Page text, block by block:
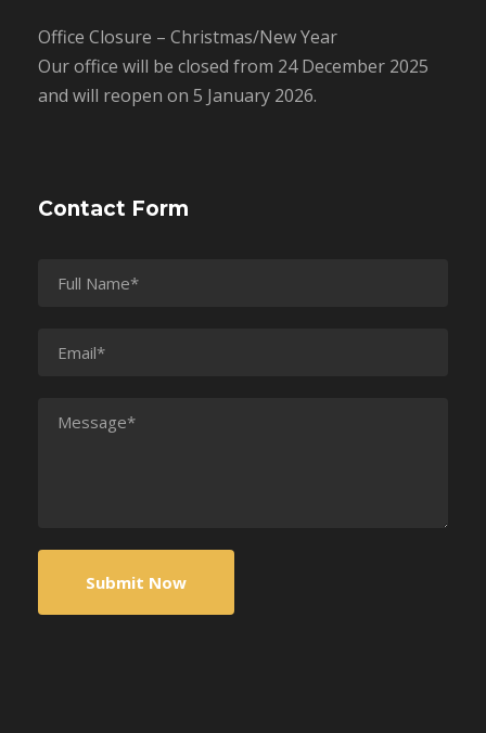
Office Closure – Christmas/New Year
Our office will be closed from 24 December 2025
and will reopen on 5 January 2026.
Contact Form